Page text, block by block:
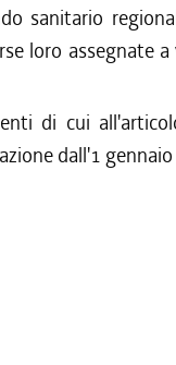
sanitario
loro assegnate a
di cui
dall'1